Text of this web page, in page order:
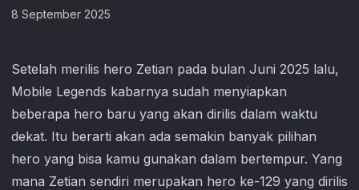
8 September 2025
Setelah merilis hero Zetian pada bulan Juni 2025 lalu,
Mobile Legends kabarnya sudah menyiapkan
beberapa hero baru yang akan dirilis dalam waktu
dekat. Itu berarti akan ada semakin banyak pilihan
hero yang bisa kamu gunakan dalam bertempur. Yang
mana Zetian sendiri merupakan hero ke-129 yang dirilis